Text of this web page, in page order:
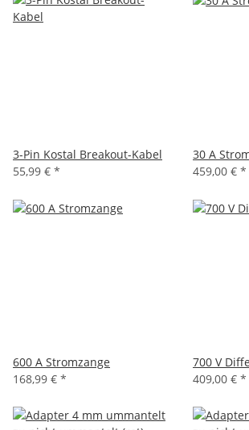
3-Pin Kostal Breakout-Kabel
55,99 € *
30 A
459,00 € *
600 A Stromzange
168,99 € *
700 V
409,00 € *